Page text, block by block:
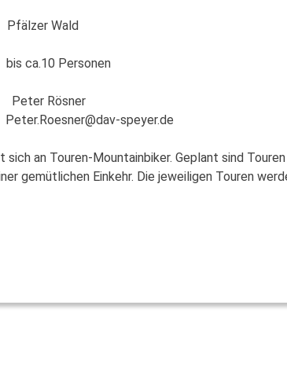
Wald
Personen
Rösner
speyer.de
an Touren-Mountainbiker. Geplant sind
gemütlichen Einkehr. Die jeweiligen Touren